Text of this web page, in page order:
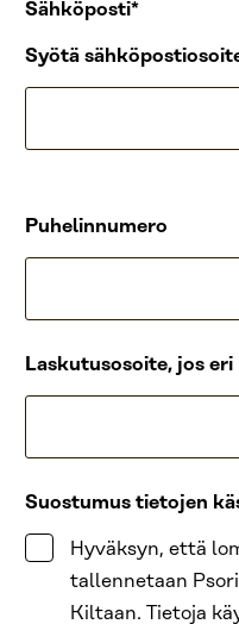
Sähköposti
Syötä
Puhelinnumero
Laskutusosoite, jos
Suostumus tietojen
Hyväksyn, että
tallennetaan
Kiltaan. Tietoja